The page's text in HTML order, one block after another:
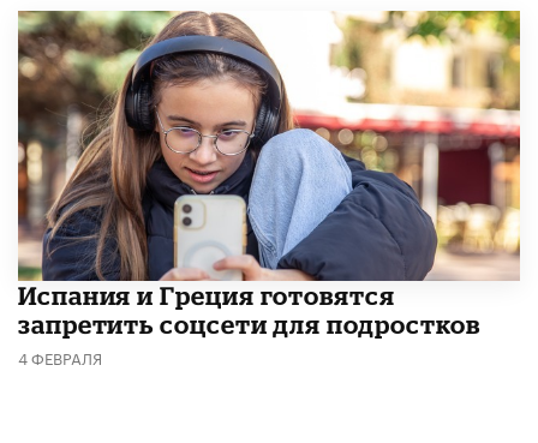
Испания и Греция готовятся
запретить соцсети для подростков
4 ФЕВРАЛЯ